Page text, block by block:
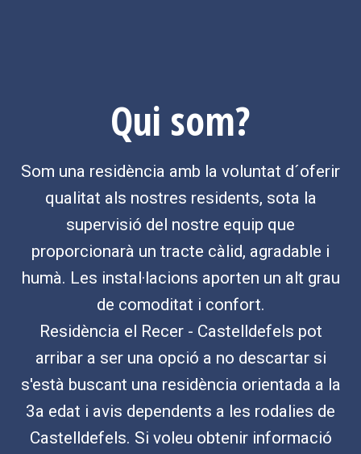
Qui som?
Som una residència amb la voluntat d´oferir
qualitat als nostres residents, sota la
supervisió del nostre equip que
proporcionarà un tracte càlid, agradable i
humà. Les instal·lacions aporten un alt grau
de comoditat i confort.
Residència el Recer - Castelldefels pot
arribar a ser una opció a no descartar si
s'està buscant una residència orientada a la
3a edat i avis dependents a les rodalies de
Castelldefels. Si voleu obtenir informació